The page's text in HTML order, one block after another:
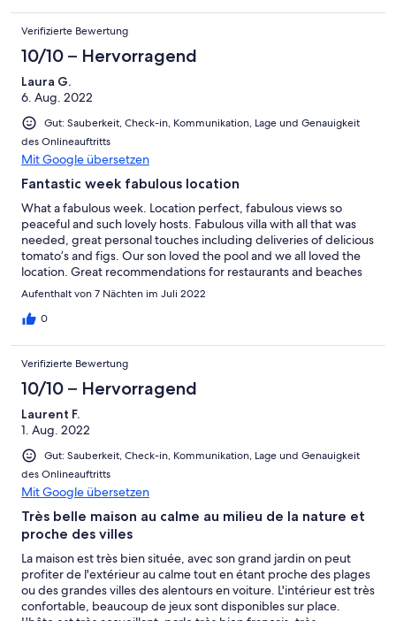
Verifizierte Bewertung
10/10 – Hervorragend
Laura G.
6. Aug. 2022
Gut: Sauberkeit, Check-in, Kommunikation, Lage und Genauigkeit
des Onlineauftritts
Mit Google übersetzen
Fantastic week fabulous location
What a fabulous week. Location perfect, fabulous views so
peaceful and such lovely hosts. Fabulous villa with all that was
needed, great personal touches including deliveries of delicious
tomato’s and figs. Our son loved the pool and we all loved the
location. Great recommendations for restaurants and beaches
close by. Thank you so much 🥰
Aufenthalt von 7 Nächten im Juli 2022
0
Verifizierte Bewertung
10/10 – Hervorragend
Laurent F.
1. Aug. 2022
Gut: Sauberkeit, Check-in, Kommunikation, Lage und Genauigkeit
des Onlineauftritts
Mit Google übersetzen
Très belle maison au calme au milieu de la nature et
proche des villes
La maison est très bien située, avec son grand jardin on peut
profiter de l'extérieur au calme tout en étant proche des plages
ou des grandes villes des alentours en voiture. L'intérieur est très
confortable, beaucoup de jeux sont disponibles sur place.